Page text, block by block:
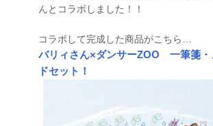
んとコラボしました！！
コラボして完成した商品がこちら…
バリィさん×ダンサーZOO 一筆箋・
ドセット！